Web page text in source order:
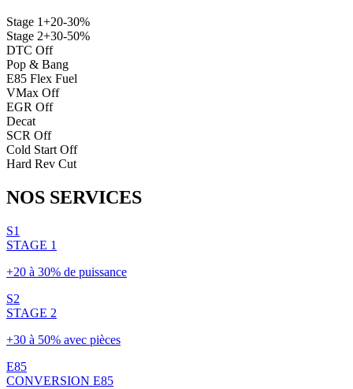
Stage 1+20-30%
Stage 2+30-50%
DTC Off
Pop & Bang
E85 Flex Fuel
VMax Off
EGR Off
Decat
SCR Off
Cold Start Off
Hard Rev Cut
NOS SERVICES
S1
STAGE 1
+20 à 30% de puissance
S2
STAGE 2
+30 à 50% avec pièces
E85
CONVERSION E85